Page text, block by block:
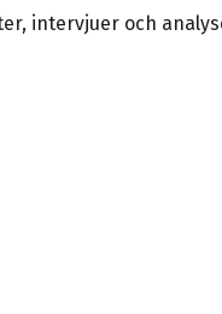
intervjuer och